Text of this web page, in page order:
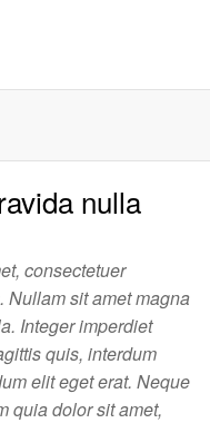
nulla
consectetuer
sit amet magna
Integer imperdiet
quis, interdum
elit eget erat. Neque
quia dolor sit amet,